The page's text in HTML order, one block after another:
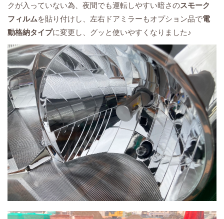
クが入っていない為、夜間でも運転しやすい暗さのスモーク
フィルムを貼り付けし、左右ドアミラーもオプション品で電
動格納タイプに変更し、グッと使いやすくなりました♪